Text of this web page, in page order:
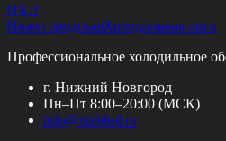
НХЛ
НижегородскаяХолодильная лига
Профессиональное холодильное
г. Нижний Новгород
Пн–Пт 8:00–20:00 (МСК)
info@nizhhol.ru